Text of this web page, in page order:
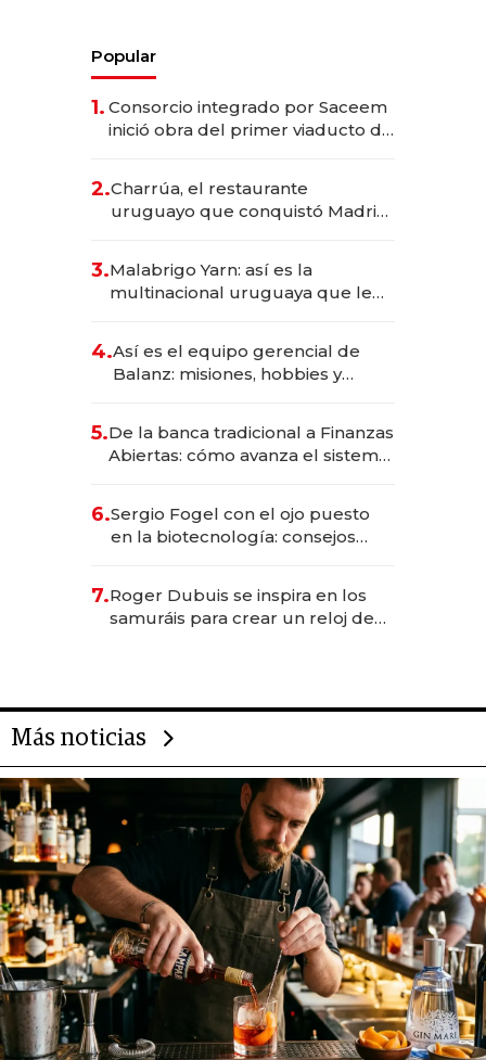
Popular
1. Consorcio integrado por Saceem
inició obra del primer viaducto de
millones
2.Charrúa, el restaurante
uruguayo que conquistó Madrid:
anticipación y prepara apertura
3.Malabrigo Yarn: así es la
multinacional uruguaya que le
4.Así es el equipo gerencial de
Balanz: misiones, hobbies y
5.De la banca tradicional a Finanzas
Abiertas: cómo avanza el sistema
6.Sergio Fogel con el ojo puesto
en la biotecnología: consejos
rol de la IA
7.Roger Dubuis se inspira en los
samuráis para crear un reloj de
Más noticias